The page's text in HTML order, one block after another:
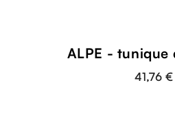
ALPE - tunique
41,76 €